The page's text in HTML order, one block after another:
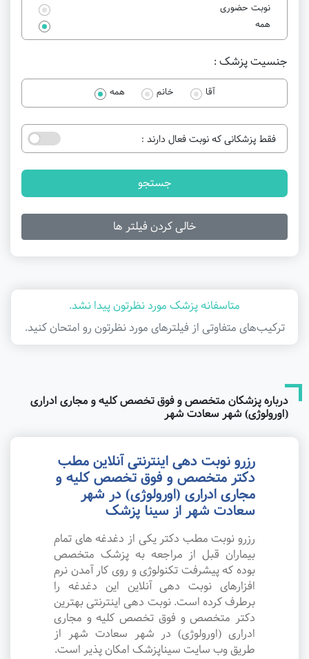
نوبت حضوری
همه
جنسیت پزشک :
آقا خانم همه
فقط پزشکانی که نوبت فعال دارند :
جستجو
خالی کردن فیلتر ها
متاسفانه پزشک مورد نظرتون پیدا نشد.
ترکیب‌های متفاوتی از فیلتر‌های مورد نظرتون رو امتحان کنید.
درباره پزشکان متخصص و فوق تخصص کلیه و مجاری ادراری
(اورولوژی) شهر سعادت شهر
رزرو نوبت دهی اینترنتی آنلاین مطب
دکتر متخصص و فوق تخصص کلیه و
مجاری ادراری (اورولوژی) در شهر
سعادت شهر از سینا پزشک
رزرو نوبت مطب دکتر یکی از دغدغه های تمام
بیماران قبل از مراجعه به پزشک متخصص
بوده که پیشرفت تکنولوژی و روی کار آمدن نرم
افزارهای نوبت دهی آنلاین این دغدغه را
برطرف کرده است. نوبت دهی اینترنتی بهترین
دکتر متخصص و فوق تخصص کلیه و مجاری
ادراری (اورولوژی) در شهر سعادت شهر از
طریق وب سایت سیناپزشک امکان پذیر است.